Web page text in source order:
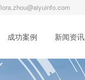
成功案例 新闻资讯